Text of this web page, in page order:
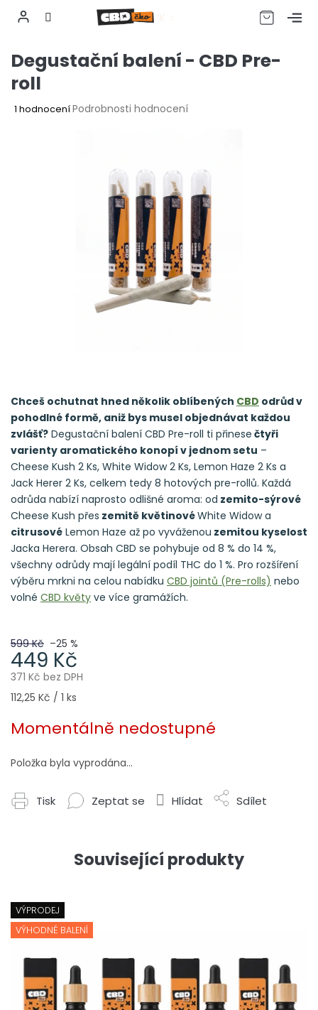
CZK
Degustační balení - CBD Pre-
roll
Průměrné
1 hodnoceníPodrobnosti hodnocení
599 Kč –25 %
449 Kč
371 Kč bez DPH
Měrná
112,25 Kč / 1 ks
Momentálně nedostupné
Položka byla vyprodána…
Chceš ochutnat hned několik oblíbených CBD odrůd v
pohodlné formě, aniž bys musel objednávat každou
zvlášť? Degustační balení CBD Pre-roll ti přinese čtyři
varienty aromatického konopí v jednom setu –
Cheese Kush 2 Ks, White Widow 2 Ks, Lemon Haze 2 Ks a
Jack Herer 2 Ks, celkem tedy 8 hotových pre-rollů. Každá
odrůda nabízí naprosto odlišné aroma: od zemito-sýrové
Cheese Kush přes zemitě květinovéWhite Widow a
citrusové Lemon Haze až po vyváženou zemitou kyselost
Jacka Herera. Obsah CBD se pohybuje od 8 % do 14 %,
všechny odrůdy mají legální podíl THC do 1 %. Pro rozšíření
výběru mrkni na celou nabídku CBD jointů (Pre-rolls) nebo
volné CBD květy ve více gramážích.
Tisk Zeptat se Hlídat Sdílet
Související produkty
VÝPRODEJ
VÝHODNÉ BALENÍ